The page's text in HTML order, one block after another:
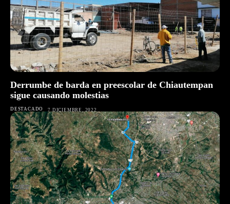
Derrumbe de barda en preescolar de Chiautempan
sigue causando molestias
DESTACADO 7 DICIEMBRE, 2022